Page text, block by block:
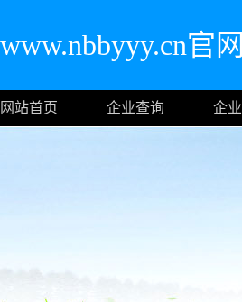
www.nbbyyy.cn官
网站首页 企业查询 企